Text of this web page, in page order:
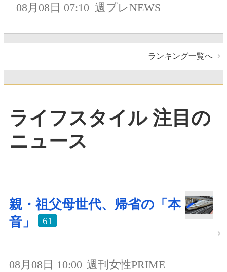
08月08日 07:10 週プレNEWS
ランキング一覧へ
ライフスタイル 注目の
ニュース
親・祖父母世代、帰省の「本
音」
61
08月08日 10:00 週刊女性PRIME